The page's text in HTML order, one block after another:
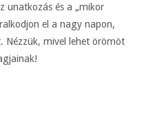
unatkozás és a „mikor
el a nagy napon,
Nézzük, mivel lehet örömöt